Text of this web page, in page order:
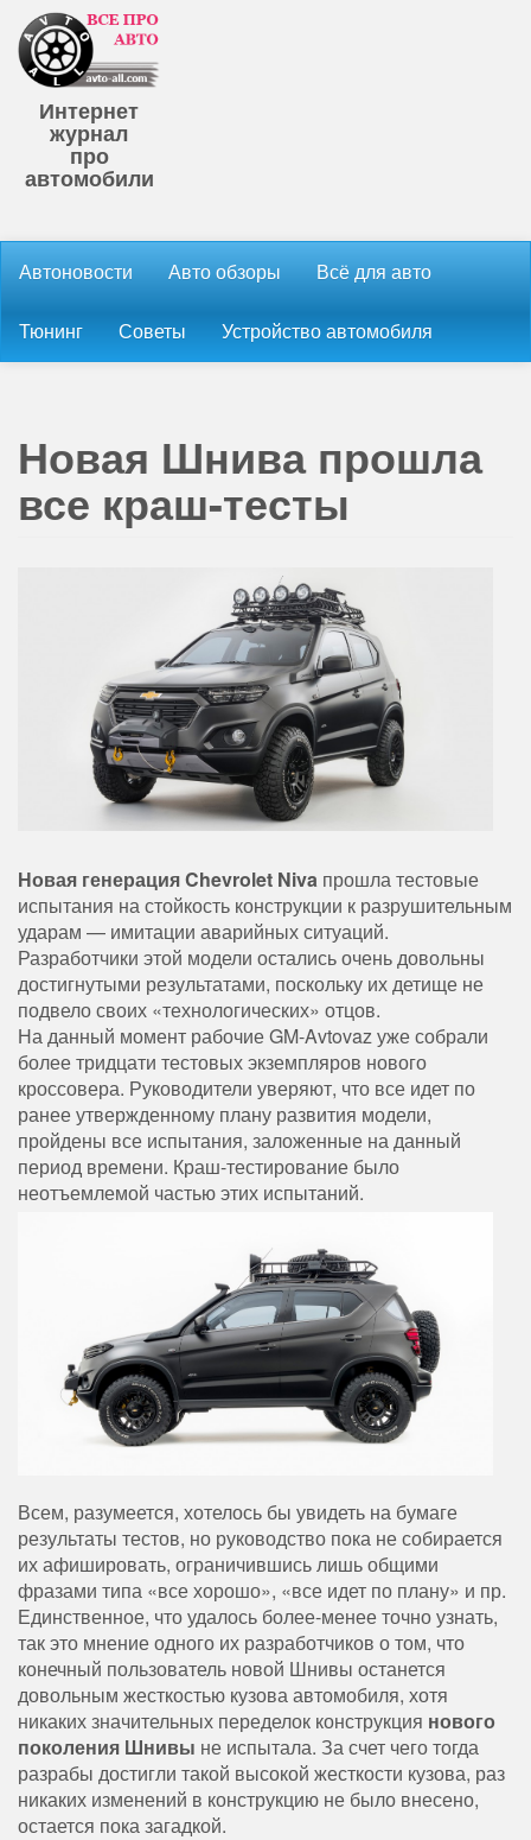
Интернет
журнал
про
автомобили
Автоновости Авто обзоры Всё для авто
Тюнинг Советы Устройство автомобиля
Новая Шнива прошла
все краш-тесты
Новая генерация Chevrolet Niva прошла тестовые
испытания на стойкость конструкции к разрушительным
ударам — имитации аварийных ситуаций.
Разработчики этой модели остались очень довольны
достигнутыми результатами, поскольку их детище не
подвело своих «технологических» отцов.
На данный момент рабочие GM-Avtovaz уже собрали
более тридцати тестовых экземпляров нового
кроссовера. Руководители уверяют, что все идет по
ранее утвержденному плану развития модели,
пройдены все испытания, заложенные на данный
период времени. Краш-тестирование было
неотъемлемой частью этих испытаний.
Всем, разумеется, хотелось бы увидеть на бумаге
результаты тестов, но руководство пока не собирается
их афишировать, ограничившись лишь общими
фразами типа «все хорошо», «все идет по плану» и пр.
Единственное, что удалось более-менее точно узнать,
так это мнение одного их разработчиков о том, что
конечный пользователь новой Шнивы останется
довольным жесткостью кузова автомобиля, хотя
никаких значительных переделок конструкция нового
поколения Шнивы не испытала. За счет чего тогда
разрабы достигли такой высокой жесткости кузова, раз
никаких изменений в конструкцию не было внесено,
остается пока загадкой.